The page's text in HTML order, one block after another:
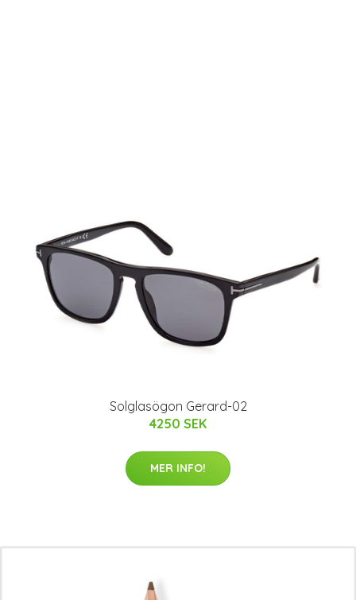
Solglasögon Gerard-02
4250 SEK
MER INFO!